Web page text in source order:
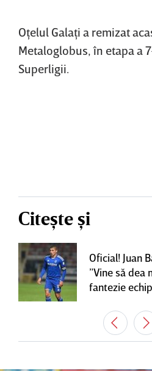
Oţelul Galaţi a remizat
Metaloglobus, în etapa a
Superligii.
Citește și
Oficial! Juan
”Vine să dea
fantezie